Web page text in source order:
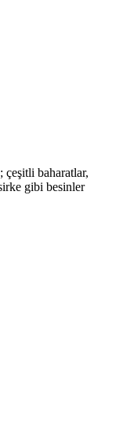
baharatlar,
gibi besinler